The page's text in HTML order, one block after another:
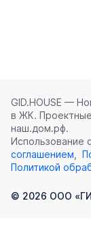
GID.HOUSE —
в ЖК.
наш.дом.рф.
Использование
соглашением,
Политикой
© 2026 ООО